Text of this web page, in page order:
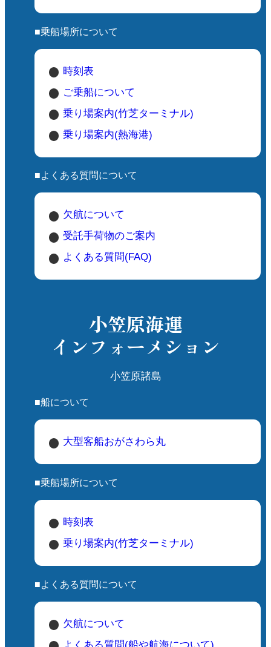
■乗船場所について
時刻表
ご乗船について
乗り場案内(竹芝ターミナル)
乗り場案内(熱海港)
■よくある質問について
欠航について
受託手荷物のご案内
よくある質問(FAQ)
小笠原海運
インフォーメション
小笠原諸島
■船について
大型客船おがさわら丸
■乗船場所について
時刻表
乗り場案内(竹芝ターミナル)
■よくある質問について
欠航について
よくある質問(船や航海について)